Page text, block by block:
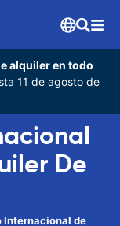
alquiler en todo
11 de agosto de
De
Internacional de